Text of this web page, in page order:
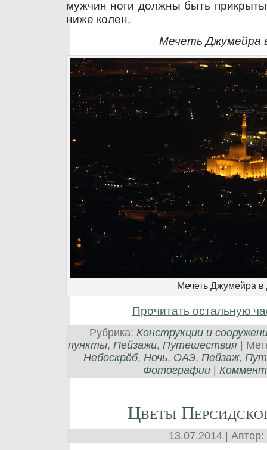
мужчин ноги должны быть
ниже колен.
Мечеть Джумейра
Мечеть Джумейра в
Прочитать остальную
Рубрика: Конструкции и
пункты, Пейзажи, Путешествия |
Небоскрёб, Ночь, ОАЭ, Пейзаж,
Фотографии
Цветы
13.07.2014 | Автор: